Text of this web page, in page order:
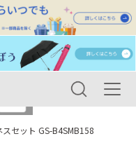
スセット GS-B4SMB158